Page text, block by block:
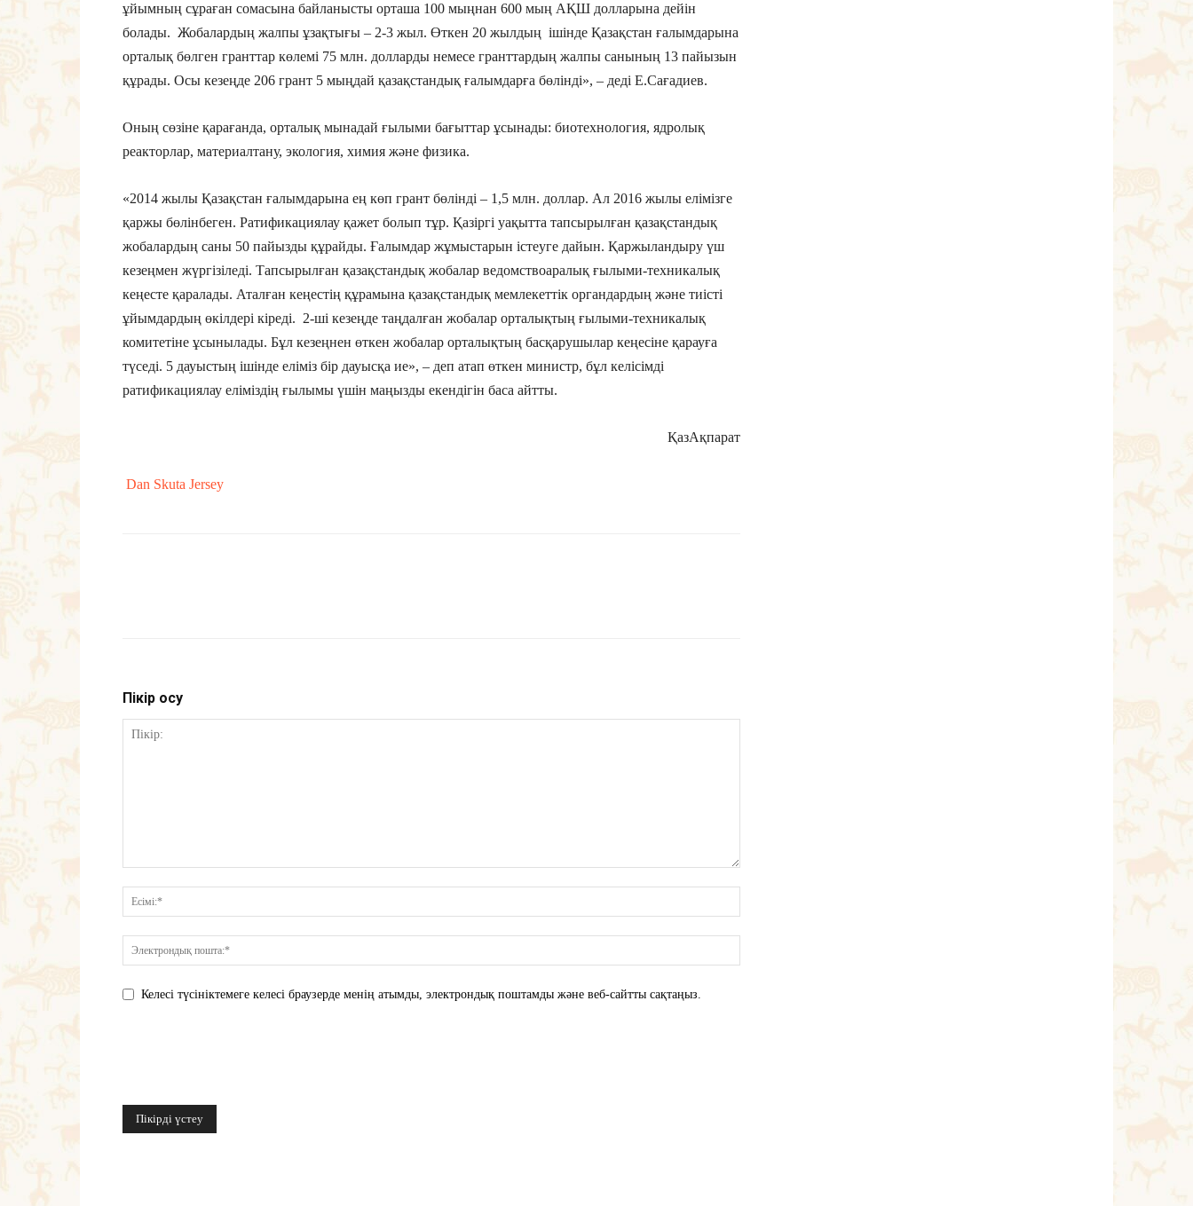
ұйымның сұраған сомасына байланысты орташа 100 мыңнан 600 мың АҚШ долларына дейін
болады. Жобалардың жалпы ұзақтығы – 2-3 жыл. Өткен 20 жылдың ішінде Қазақстан ғалымдарына
орталық бөлген гранттар көлемі 75 млн. долларды немесе гранттардың жалпы санының 13 пайызын
құрады. Осы кезеңде 206 грант 5 мыңдай қазақстандық ғалымдарға бөлінді», – деді Е.Сағадиев.
Оның сөзіне қарағанда, орталық мынадай ғылыми бағыттар ұсынады: биотехнология, ядролық
реакторлар, материалтану, экология, химия және физика.
«2014 жылы Қазақстан ғалымдарына ең көп грант бөлінді – 1,5 млн. доллар. Ал 2016 жылы елімізге
қаржы бөлінбеген. Ратификациялау қажет болып тұр. Қазіргі уақытта тапсырылған қазақстандық
жобалардың саны 50 пайызды құрайды. Ғалымдар жұмыстарын істеуге дайын. Қаржыландыру үш
кезеңмен жүргізіледі. Тапсырылған қазақстандық жобалар ведомствоаралық ғылыми-техникалық
кеңесте қаралады. Аталған кеңестің құрамына қазақстандық мемлекеттік органдардың және тиісті
ұйымдардың өкілдері кіреді. 2-ші кезеңде таңдалған жобалар орталықтың ғылыми-техникалық
комитетіне ұсынылады. Бұл кезеңнен өткен жобалар орталықтың басқарушылар кеңесіне қарауға
түседі. 5 дауыстың ішінде еліміз бір дауысқа ие», – деп атап өткен министр, бұл келісімді
ратификациялау еліміздің ғылымы үшін маңызды екендігін баса айтты.
ҚазАқпарат
Dan Skuta Jersey
Пікір қосу
Келесі түсініктемеге келесі браузерде менің атымды, электрондық поштамды және веб-сайтты сақтаңыз.